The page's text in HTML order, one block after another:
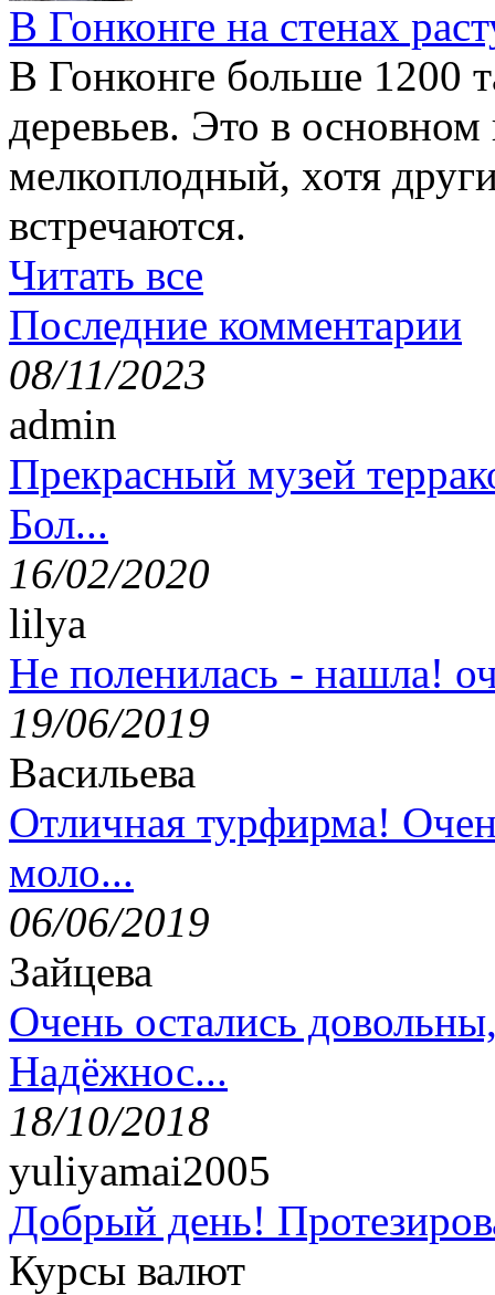
В Гонконге на стенах
В Гонконге больше 1200
деревьев. Это в
мелкоплодный, хотя
встречаются.
Читать все
Последние комментарии
08/11/2023
admin
Прекрасный музей
Бол...
16/02/2020
lilya
Не поленилась - нашла!
19/06/2019
Васильева
Отличная турфирма!
моло...
06/06/2019
Зайцева
Очень остались
Надёжнос...
18/10/2018
yuliyamai2005
Добрый день!
Курсы валют